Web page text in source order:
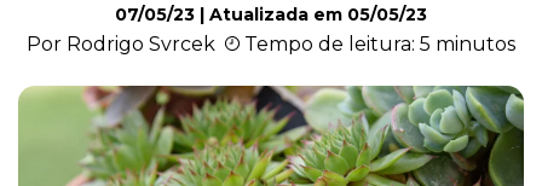
Cachorro
Gato
07/05/23 | Atualizada em 05/05/23
Por Rodrigo Svrcek Tempo de leitura: 5 minutos